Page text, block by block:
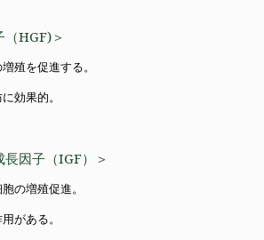
（HGF)＞
殖を促進する。
効果的。
長因子（IGF）＞
の増殖促進。
がある。